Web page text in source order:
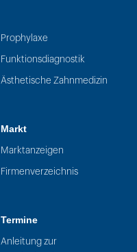
Prophylaxe
Funktionsdiagnostik
Ästhetische Zahnmedizin
Markt
Marktanzeigen
Firmenverzeichnis
Termine
Anleitung zur